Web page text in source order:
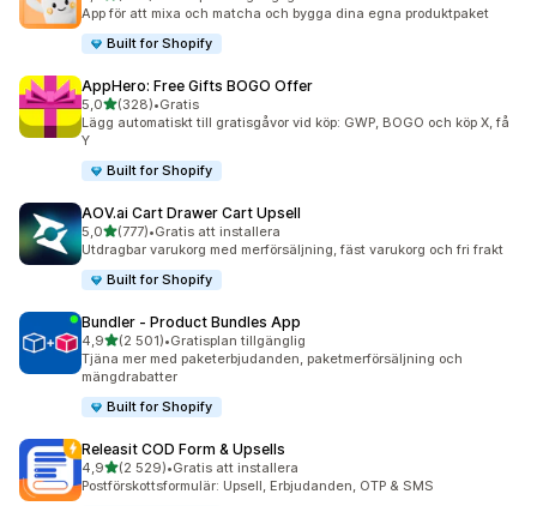
App för att mixa och matcha och bygga dina egna produktpaket
Built for Shopify
AppHero: Free Gifts BOGO Offer
5,0av 5 stjärnor
(328)
328 recensioner totalt
•Gratis
Lägg automatiskt till gratisgåvor vid köp: GWP, BOGO och köp X, få
Y
Built for Shopify
AOV.ai Cart Drawer Cart Upsell
5,0av 5 stjärnor
(777)
777 recensioner totalt
•Gratis att installera
Utdragbar varukorg med merförsäljning, fäst varukorg och fri frakt
Built for Shopify
Bundler ‑ Product Bundles App
4,9av 5 stjärnor
(2 501)
2501 recensioner totalt
•Gratisplan tillgänglig
Tjäna mer med paketerbjudanden, paketmerförsäljning och
mängdrabatter
Built for Shopify
Releasit COD Form & Upsells
4,9av 5 stjärnor
(2 529)
2529 recensioner totalt
•Gratis att installera
Postförskottsformulär: Upsell, Erbjudanden, OTP & SMS